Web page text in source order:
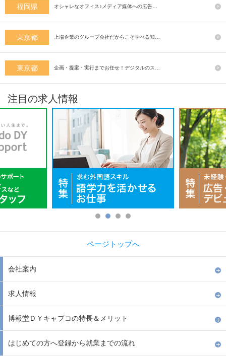
福岡県 オシャレなオフィス♪メディア媒体への広告…
東京都 上場企業のグループ会社だからこそ学べる知…
東京都 企画・提案・実行までお任せ！デジタルのス…
注目の求人情報
ページトップへ
会社案内
求人情報
博報堂ＤＹキャプコの特長＆メリット
はじめての方へ登録から就業までの流れ